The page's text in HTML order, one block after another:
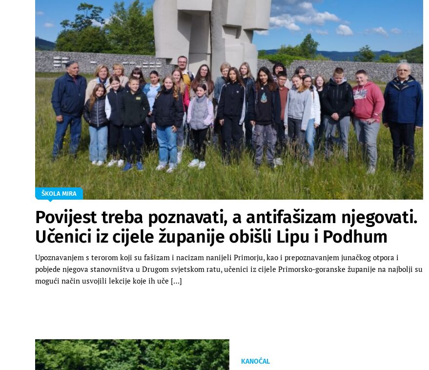
ŠKOLA MIRA
Povijest treba poznavati, a antifašizam njegovati.
Učenici iz cijele županije obišli Lipu i Podhum
Upoznavanjem s terorom koji su fašizam i nacizam nanijeli Primorju, kao i prepoznavanjem junačkog otpora i
pobjede njegova stanovništva u Drugom svjetskom ratu, učenici iz cijele Primorsko-goranske županije na najbolji su
mogući način usvojili lekcije koje ih uče […]
KANOĆAL